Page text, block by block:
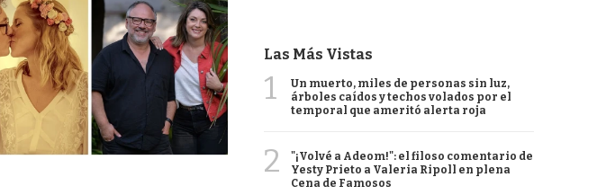
Las Más Vistas
1
Un muerto, miles de personas sin luz,
árboles caídos y techos volados por el
temporal que ameritó alerta roja
2
"¡Volvé a Adeom!": el filoso comentario de
Yesty Prieto a Valeria Ripoll en plena
Cena de Famosos